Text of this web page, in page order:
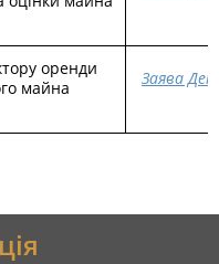
оренди
майна
Заява